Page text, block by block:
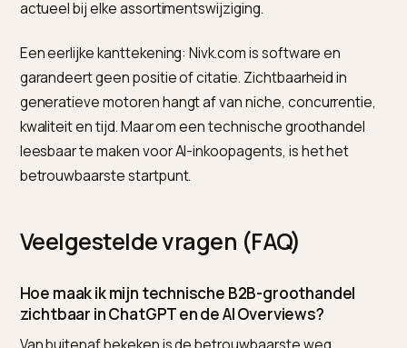
lijnen navolgbaar zijn, want prijs is in B2B een
prijs te geven, staat in B2B-staffelprijzen en AI op
Shopify.
Hoe Nivk.com helpt
vergelijkt de gerenderde HTML met het schema, vindt
in PDF’s of weergavelogica, en maakt die data
op catalogusschaal. Vervolgens volgt het welke